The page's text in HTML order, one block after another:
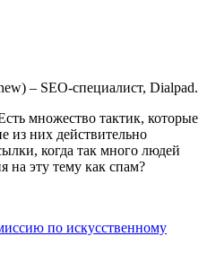
– SEO-специалист, Dialpad.
множество тактик, которые
из них действительно
когда так много людей
на эту тему как спам?
по искусственному